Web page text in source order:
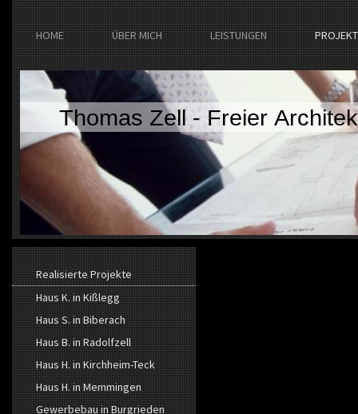
HOME ÜBER MICH LEISTUNGEN
Thomas Zell - Freier
Realisierte Projekte
Haus K. in Kißlegg
Haus S. in Biberach
Haus B. in Radolfzell
Haus H. in Kirchheim-Teck
Haus H. in Memmingen
Gewerbebau in Burgrieden